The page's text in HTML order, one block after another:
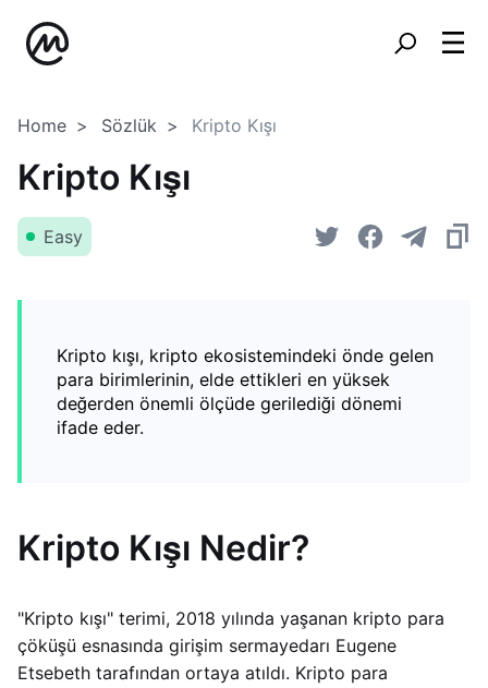
Home Sözlük Kripto Kışı
Kripto Kışı
Easy
Kripto kışı, kripto ekosistemindeki önde gelen
para birimlerinin, elde ettikleri en yüksek
değerden önemli ölçüde gerilediği dönemi
ifade eder.
Kripto Kışı Nedir?
"Kripto kışı" terimi, 2018 yılında yaşanan kripto para
çöküşü esnasında girişim sermayedarı Eugene
Etsebeth tarafından ortaya atıldı. Kripto para